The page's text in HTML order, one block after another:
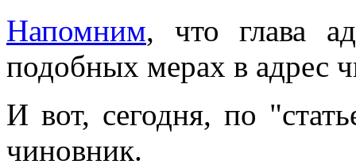
Напомним, что глава
подобных мерах в адрес
И вот, сегодня, по
чиновник.